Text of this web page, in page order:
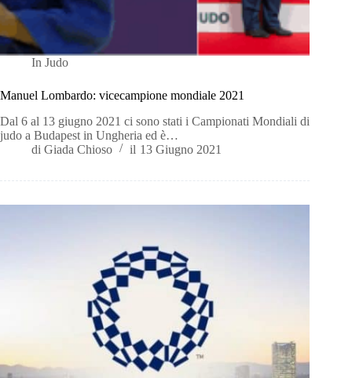
In Judo
Manuel Lombardo: vicecampione mondiale 2021
Dal 6 al 13 giugno 2021 ci sono stati i Campionati Mondiali di
judo a Budapest in Ungheria ed è…
di Giada Chioso il 13 Giugno 2021